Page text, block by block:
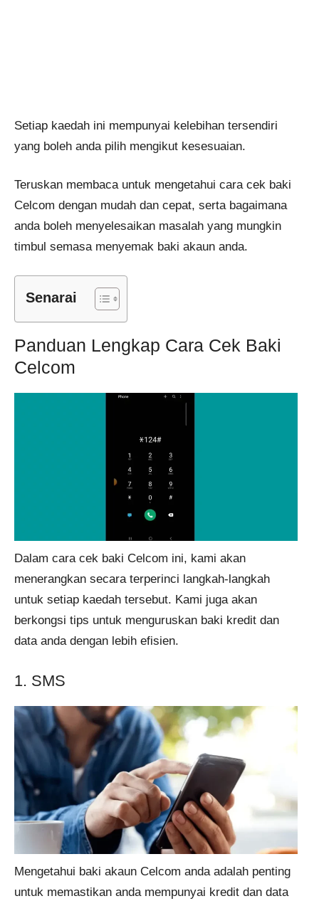
Setiap kaedah ini mempunyai kelebihan tersendiri
yang boleh anda pilih mengikut kesesuaian.
Teruskan membaca untuk mengetahui cara cek baki
Celcom dengan mudah dan cepat, serta bagaimana
anda boleh menyelesaikan masalah yang mungkin
timbul semasa menyemak baki akaun anda.
Senarai
Panduan Lengkap Cara Cek Baki
Celcom
Dalam cara cek baki Celcom ini, kami akan
menerangkan secara terperinci langkah-langkah
untuk setiap kaedah tersebut. Kami juga akan
berkongsi tips untuk menguruskan baki kredit dan
data anda dengan lebih efisien.
1. SMS
Mengetahui baki akaun Celcom anda adalah penting
untuk memastikan anda mempunyai kredit dan data